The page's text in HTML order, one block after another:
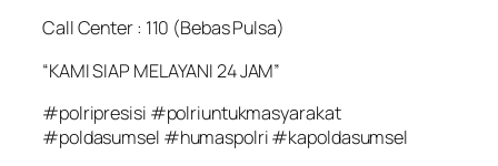
Call Center : 110 (Bebas Pulsa)
“KAMI SIAP MELAYANI 24 JAM”
#polripresisi #polriuntukmasyarakat
#poldasumsel #humaspolri #kapoldasumsel